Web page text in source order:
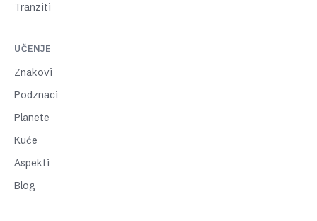
Tranziti
UČENJE
Znakovi
Podznaci
Planete
Kuće
Aspekti
Blog